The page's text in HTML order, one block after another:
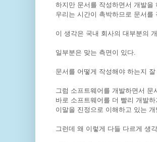
하지만 문서를 작성하면서 개발을
우리는 시간이 촉박하므로 문서
이 생각은 국내 회사의 대부분의
일부분은 맞는 측면이 있다.
문서를 어떻게 작성해야 하는지
그럼 소프트웨어를 개발하면서 문
바로 소프트웨어를 더 빨리 개발
이말을 진정으로 이해하고 있는
그런데 왜 이렇게 다들 다르게 생